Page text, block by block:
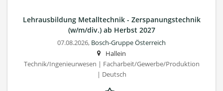
Lehrausbildung Metalltechnik - Zerspanungstechnik
(w/m/div.) ab Herbst 2027
07.08.2026, Bosch-Gruppe Österreich
Hallein
Technik/Ingenieurwesen | Facharbeit/Gewerbe/Produktion
| Deutsch